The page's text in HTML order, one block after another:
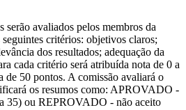
serão avaliados pelos membros da
critérios: objetivos claros;
dos resultados; adequação da
cada critério será atribuída nota de 0 a
de 50 pontos. A comissão avaliará o
os resumos como: APROVADO -
35) ou REPROVADO - não aceito